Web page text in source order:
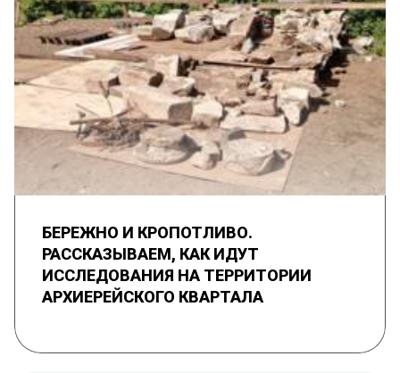
БЕРЕЖНО И КРОПОТЛИВО.
РАССКАЗЫВАЕМ, КАК ИДУТ
ИССЛЕДОВАНИЯ НА ТЕРРИТОРИИ
АРХИЕРЕЙСКОГО КВАРТАЛА